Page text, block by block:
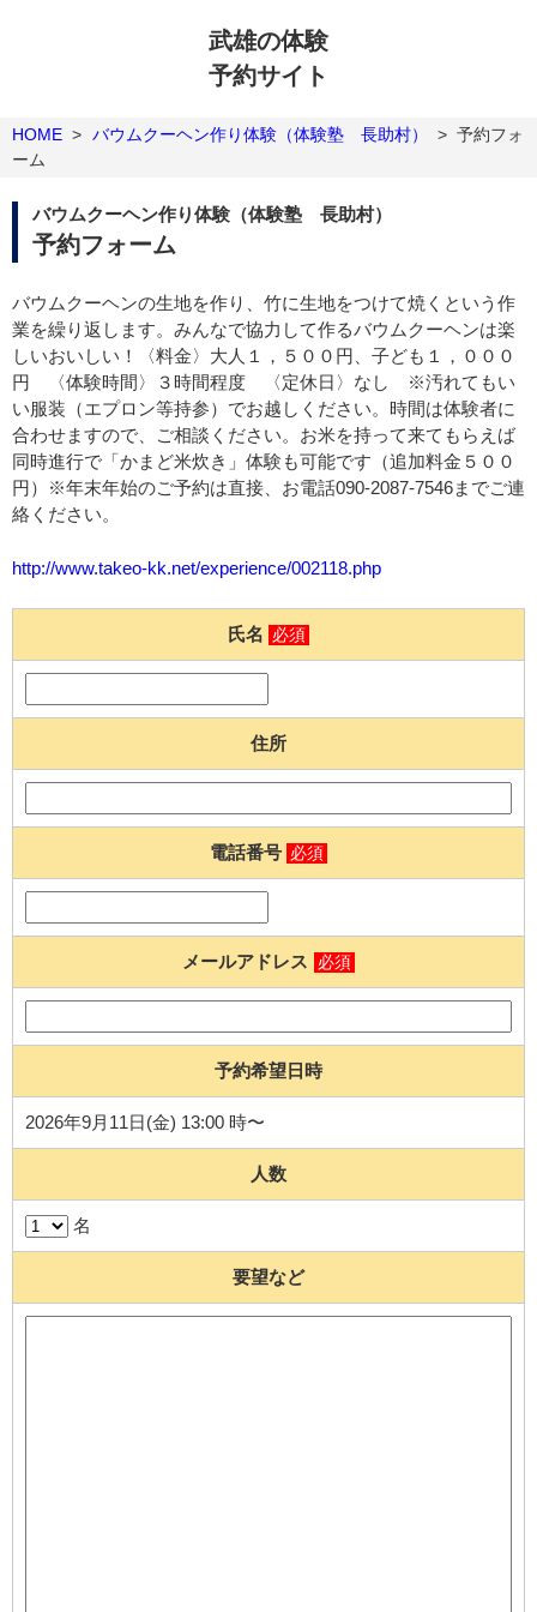
武雄の体験
予約サイト
HOME > バウムクーヘン作り体験（体験塾 長助村） > 予約フォ
ーム
バウムクーヘン作り体験（体験塾 長助村）
予約フォーム
バウムクーヘンの生地を作り、竹に生地をつけて焼くという作
業を繰り返します。みんなで協力して作るバウムクーヘンは楽
しいおいしい！〈料金〉大人１，５００円、子ども１，０００
円 〈体験時間〉３時間程度 〈定休日〉なし ※汚れてもい
い服装（エプロン等持参）でお越しください。時間は体験者に
合わせますので、ご相談ください。お米を持って来てもらえば
同時進行で「かまど米炊き」体験も可能です（追加料金５００
円）※年末年始のご予約は直接、お電話090-2087-7546までご連
絡ください。
http://www.takeo-kk.net/experience/002118.php
氏名 必須
住所
電話番号 必須
メールアドレス 必須
予約希望日時
2026年9月11日(金) 13:00 時〜
人数
名
要望など